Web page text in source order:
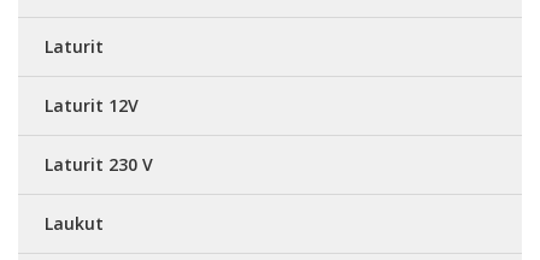
Laturit
Laturit 12V
Laturit 230 V
Laukut